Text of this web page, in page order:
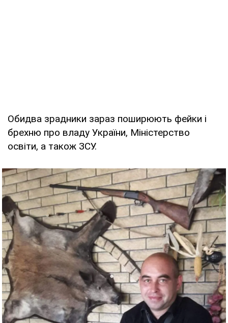
Обидва зрадники зараз поширюють фейки і
брехню про владу України, Міністерство
освіти, а також ЗСУ.